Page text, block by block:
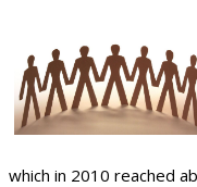
which in 2010 reached